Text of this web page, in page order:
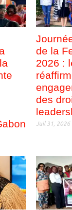
de la
2026 :
des
Juil 31, 2026